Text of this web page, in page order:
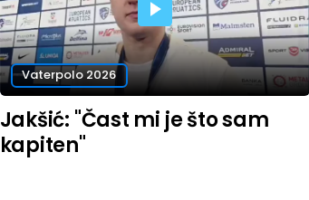
Vaterpolo 2026
Jakšić: "Čast mi je što sam
kapiten"